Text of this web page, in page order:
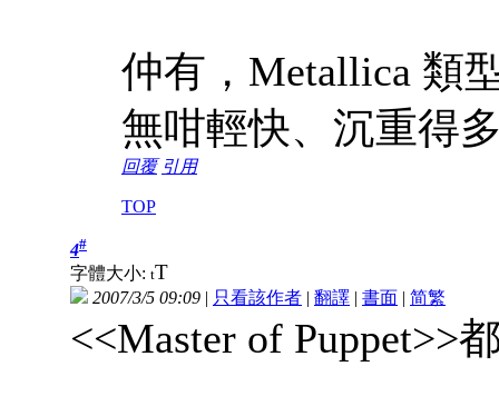
仲有，Metallica 類
無咁輕快、沉重得
回覆 引用
TOP
4#
字體大小: tT
2007/3/5 09:09 | 只看該作者 | 翻譯 | 書面 | 简繁
<<Master of Puppet>>